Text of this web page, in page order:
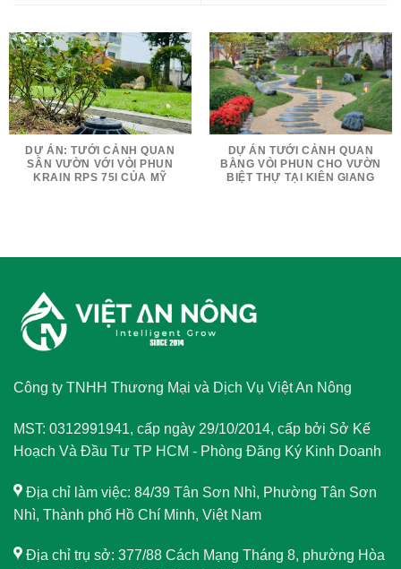
DỰ ÁN: TƯỚI CẢNH QUAN
SÂN VƯỜN VỚI VÒI PHUN
KRAIN RPS 75I CỦA MỸ
DỰ ÁN TƯỚI CẢNH QUAN
BẰNG VÒI PHUN CHO VƯỜN
BIỆT THỰ TẠI KIÊN GIANG
Công ty TNHH Thương Mại và Dịch Vụ Việt An Nông
MST: 0312991941, cấp ngày 29/10/2014, cấp bởi Sở Kế
Hoạch Và Đầu Tư TP HCM - Phòng Đăng Ký Kinh Doanh
Địa chỉ làm việc: 84/39 Tân Sơn Nhì, Phường Tân Sơn
Nhì, Thành phố Hồ Chí Minh, Việt Nam
Địa chỉ trụ sở: 377/88 Cách Mạng Tháng 8, phường Hòa